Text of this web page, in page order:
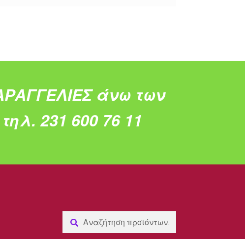
άνω των
231 600 76 11
Αναζήτηση
για:
Αναζήτηση